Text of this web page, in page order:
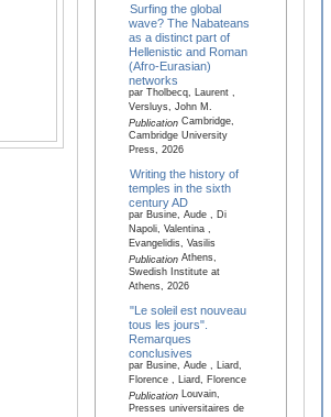
Surfing the global
wave? The Nabateans
as a distinct part of
Hellenistic and Roman
(Afro-Eurasian)
networks
par Tholbecq, Laurent ,
Versluys, John M.
PublicationCambridge,
Cambridge University
Press, 2026
Writing the history of
temples in the sixth
century AD
par Busine, Aude , Di
Napoli, Valentina ,
Evangelidis, Vasilis
PublicationAthens,
Swedish Institute at
Athens, 2026
"Le soleil est nouveau
tous les jours".
Remarques
conclusives
par Busine, Aude , Liard,
Florence , Liard, Florence
PublicationLouvain,
Presses universitaires de